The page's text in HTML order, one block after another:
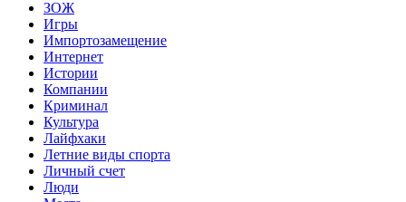
ЗОЖ
Игры
Импортозамещение
Интернет
Истории
Компании
Криминал
Культура
Лайфхаки
Летние виды спорта
Личный счет
Люди